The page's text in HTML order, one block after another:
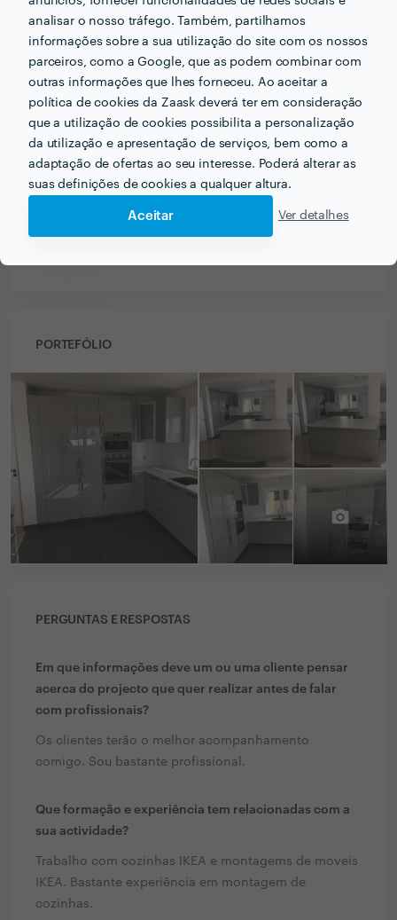
analisar o nosso tráfego. Também, partilhamos
informações sobre a sua utilização do site com os nossos
parceiros, como a Google, que as podem combinar com
outras informações que lhes forneceu. Ao aceitar a
política de cookies da Zaask deverá ter em consideração
que a utilização de cookies possibilita a personalização
da utilização e apresentação de serviços, bem como a
adaptação de ofertas ao seu interesse. Poderá alterar as
suas definições de cookies a qualquer altura.
Aceitar Ver detalhes
Ver mais
PRÉMIOS ZAASK
x3
3 vezes Profissional de Confiança
✨ Que maravilha! Encontrou um/a
PORTEFÓLIO
PERGUNTAS E RESPOSTAS
Em que informações deve um ou uma cliente pensar
acerca do projecto que quer realizar antes de falar
com profissionais?
Os clientes terão o melhor acompanhamento
comigo. Sou bastante profissional.
Que formação e experiência tem relacionadas com a
sua actividade?
Trabalho com cozinhas IKEA e montagems de moveis
IKEA. Bastante experiência em montagem de
cozinhas.